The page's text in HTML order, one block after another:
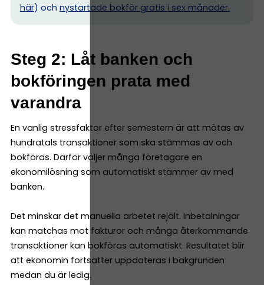
här) och nystartade bokför gratis i sex månader.
Steg 2: Låt banken och
bokföringen prata med
varandra
En vanlig stressfaktor efter semestern är att mötas av
hundratals transaktioner som ska stämmas av och
bokföras. Därför väljer många företagare en
ekonomilösning som automatiskt stämmer av med
banken.
Det minskar det manuella arbetet rejält. Inbetalningar
kan matchas mot fakturor och många återkommande
transaktioner kan bokföras automatiskt. Resultatet blir
att ekonomin fortsätter uppdateras i bakgrunden
medan du är ledig.